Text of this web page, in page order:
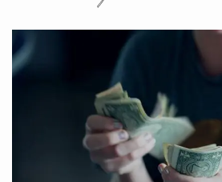
婚活パーティー
相談所概要
入会を検討している(11)
女性向け(9)
婚活の準備&心構え(14)